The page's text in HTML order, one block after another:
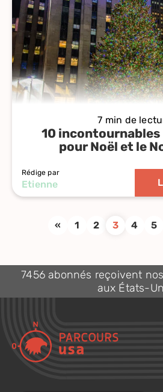
7 min de
10 incontournables
pour Noël et le
Rédige par
Etienne
« 1 2 3 4 5
7456 abonnés reçoivent
aux États-